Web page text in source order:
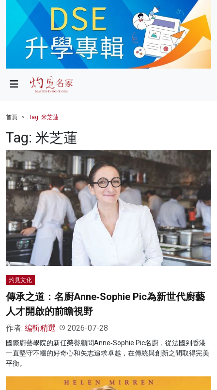
政局
財經
健康
商業
科技
影片
名家榜
灼見活動
首頁 Tag: 米芝蓮
Tag: 米芝蓮
灼見文化
傳承之道：名廚Anne‑Sophie Pic為新世代廚藝
人才開啟的前瞻視野
作者: 編輯精選 2026-07-28
國際廚藝學院的新任榮譽顧問Anne‑Sophie Pic名廚，從法國到香港
一直堅守不輟的好奇心和矢志追求卓越，在傳統與創新之間取得完美
平衡。